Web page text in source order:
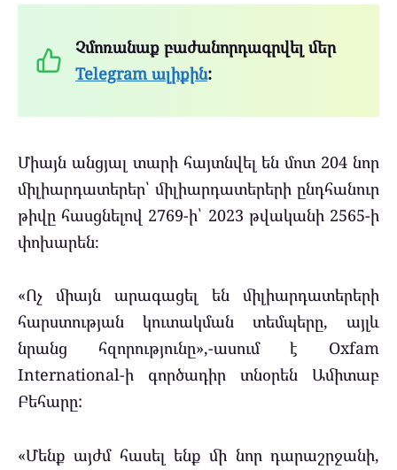
Չմոռանաք բաժանորդագրվել մեր
Telegram ալիքին:
Միայն անցյալ տարի հայտնվել են մոտ 204 նոր
միլիարդատերեր՝ միլիարդատերերի ընդհանուր
թիվը հասցնելով 2769-ի՝ 2023 թվականի 2565-ի
փոխարեն։
«Ոչ միայն արագացել են միլիարդատերերի
հարստության կուտակման տեմպերը, այլև
նրանց հզորությունը»,-ասում է Oxfam
International-ի գործադիր տնօրեն Ամիտաբ
Բեհարը:
«Մենք այժմ հասել ենք մի նոր դարաշրջանի,